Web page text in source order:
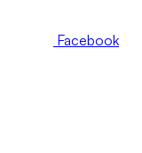
Facebook